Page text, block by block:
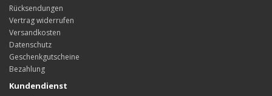
Rücksendungen
Vertrag widerrufen
Versandkosten
Datenschutz
Geschenkgutscheine
Bezahlung
Kundendienst